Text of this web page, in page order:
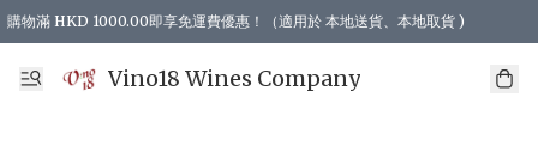
購物滿 HKD 1000.00即享免運費優惠！（適用於 本地送貨、本地取貨 )
Vino18 Wines Company